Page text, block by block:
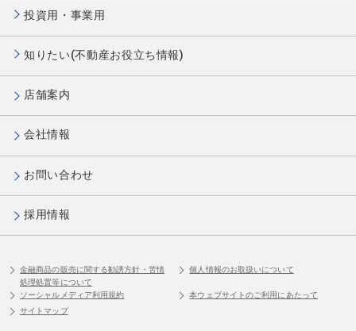
投資用・事業用
知りたい(不動産お役立ち情報)
店舗案内
会社情報
お問い合わせ
採用情報
金融商品の販売に関する勧誘方針・苦情
処理処置等について
個人情報のお取扱いについて
ソーシャルメディア利用規約
本ウェブサイトのご利用にあたって
サイトマップ